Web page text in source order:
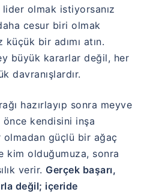
olmak istiyorsanız
cesur biri olmak
bir adımı atın.
büyük kararlar değil, her
davranışlardır.
hazırlayıp sonra meyve
kendisini inşa
güçlü bir ağaç
kim olduğumuza, sonra
verir. Gerçek başarı,
değil; içeride